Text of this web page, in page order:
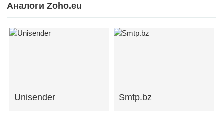
Аналоги Zoho.eu
Unisender Smtp.bz